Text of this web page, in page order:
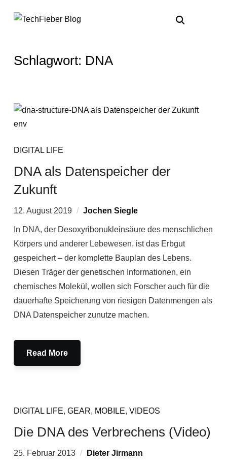
Schlagwort: DNA
DIGITAL LIFE
DNA als Datenspeicher der
Zukunft
12. August 2019 Jochen Siegle
In DNA, der Desoxyribonukleinsäure des menschlichen
Körpers und anderer Lebewesen, ist das Erbgut
gespeichert – der komplette Bauplan des Lebens.
Diesen Träger der genetischen Informationen, ein
chemisches Molekül, wollen sich Forscher auch für die
dauerhafte Speicherung von riesigen Datenmengen als
DNA Datenspeicher zunutze machen.
Read More
DIGITAL LIFE, GEAR, MOBILE, VIDEOS
Die DNA des Verbrechens (Video)
25. Februar 2013 Dieter Jirmann